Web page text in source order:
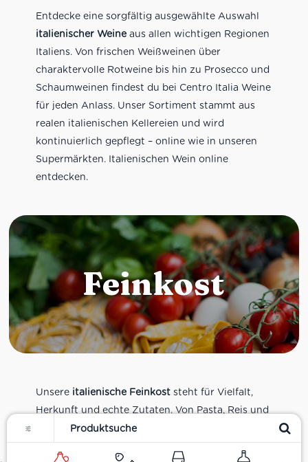
Entdecke eine sorgfältig ausgewählte Auswahl
italienischer Weineaus allen wichtigen Regionen
Italiens. Von frischen Weißweinen über
charaktervolle Rotweine bis hin zu Prosecco und
Schaumweinen findest du bei Centro Italia Weine
für jeden Anlass. Unser Sortiment stammt aus
realen italienischen Kellereien und wird
kontinuierlich gepflegt – online wie in unseren
Supermärkten. Italienischen Wein online
entdecken.
Feinkost
Unsere italienische Feinkoststeht für Vielfalt,
Herkunft und echte Zutaten. Von Pasta, Reis und
Tomatensaucen über Olivenöl, Antipasti und
Pesto bis zu Balsamico und Spezialitäten aus